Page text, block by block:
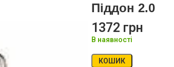
Піддон 2.0
1372 грн
В наявності
КОШИК